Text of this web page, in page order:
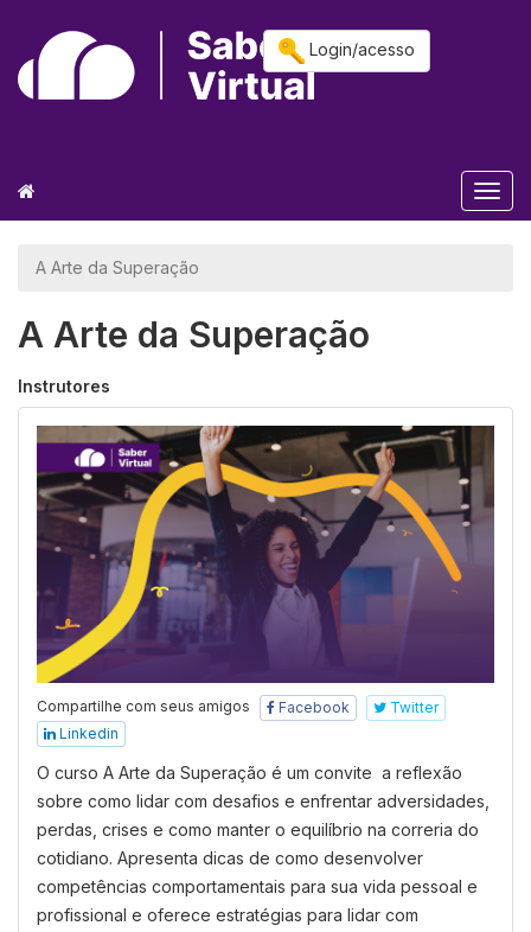
Login/acesso
A Arte da Superação
A Arte da Superação
Instrutores
Compartilhe com seus amigos Facebook
Twitter
Linkedin
O curso A Arte da Superação é um convite a reflexão
sobre como lidar com desafios e enfrentar adversidades,
perdas, crises e como manter o equilíbrio na correria do
cotidiano. Apresenta dicas de como desenvolver
competências comportamentais para sua vida pessoal e
profissional e oferece estratégias para lidar com